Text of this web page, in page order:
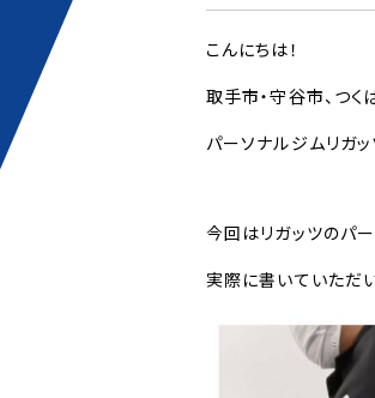
こんにちは！
取手市・守谷市、つく
パーソナルジムリガ
今回はリガッツのパ
実際に書いていただ